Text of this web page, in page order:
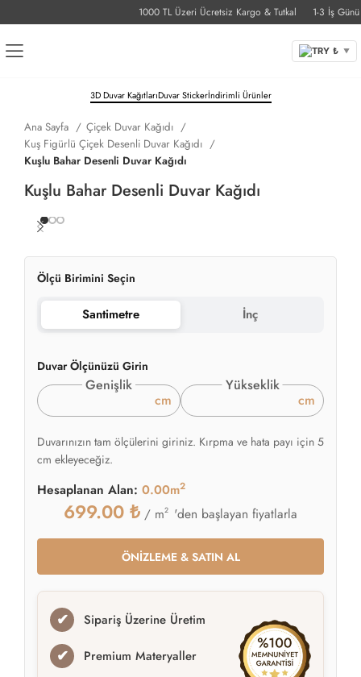
1000 TL Üzeri Ücretsiz Kargo & Tutkal 1-3 İş Günü
TRY ₺ ▼
3D Duvar KağıtlarıDuvar Stickerİndirimli Ürünler
Ana Sayfa
Çiçek Duvar Kağıdı
Kuş Figürlü Çiçek Desenli Duvar Kağıdı
Kuşlu Bahar Desenli Duvar Kağıdı
Kuşlu Bahar Desenli Duvar Kağıdı
Ölçü Birimini Seçin
Santimetre İnç
Duvar Ölçünüzü Girin
Genişlik
cm
Yükseklik
cm
Duvarınızın tam ölçülerini giriniz. Kırpma ve hata payı için 5
cm ekleyeceğiz.
Hesaplanan Alan: 0.00m2
699.00 ₺ / m2 'den başlayan fiyatlarla
ÖNİZLEME & SATIN AL
✔ Sipariş Üzerine Üretim
✔ Premium Materyaller